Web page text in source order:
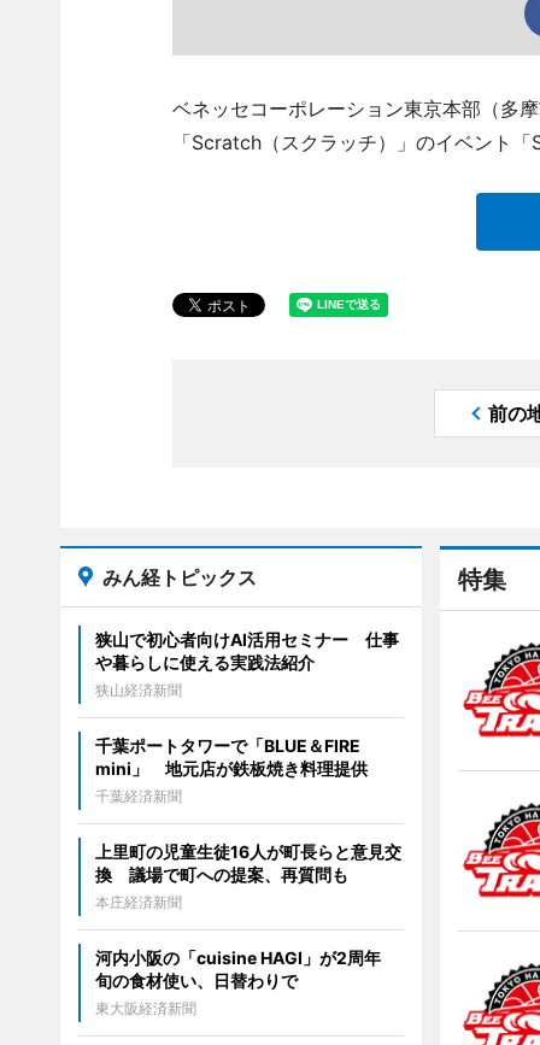
ベネッセコーポレーション東京本部（多
「Scratch（スクラッチ）」のイベント
前の
特集
みん経トピックス
狭山で初心者向けAI活用セミナー 仕事
や暮らしに使える実践法紹介
狭山経済新聞
千葉ポートタワーで「BLUE＆FIRE
mini」 地元店が鉄板焼き料理提供
千葉経済新聞
上里町の児童生徒16人が町長らと意見交
換 議場で町への提案、再質問も
本庄経済新聞
河内小阪の「cuisine HAGI」が2周年
旬の食材使い、日替わりで
東大阪経済新聞